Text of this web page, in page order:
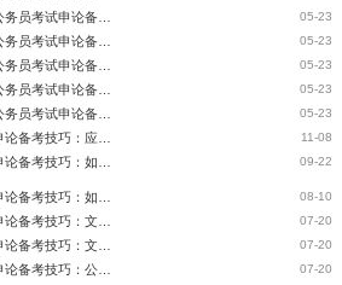
05-23
05-23
05-23
05-23
05-23
11-08
09-22
08-10
07-20
07-20
07-20